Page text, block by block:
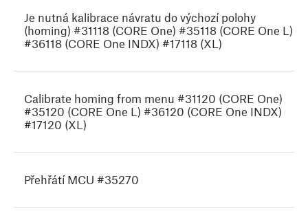
Je nutná kalibrace návratu do výchozí polohy
(homing) #31118 (CORE One) #35118 (CORE One L)
#36118 (CORE One INDX) #17118 (XL)
Calibrate homing from menu #31120 (CORE One)
#35120 (CORE One L) #36120 (CORE One INDX)
#17120 (XL)
Přehřátí MCU #35270